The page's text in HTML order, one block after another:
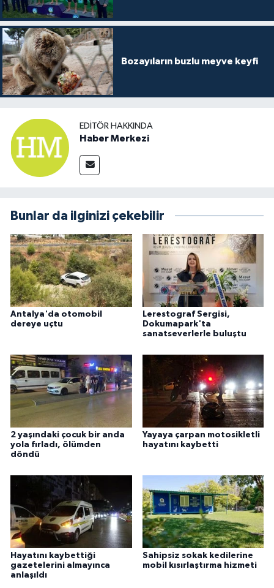
Bozayıların buzlu meyve keyfi
EDITÖR HAKKINDA
Haber Merkezi
Bunlar da ilginizi çekebilir
Antalya'da otomobil
dereye uçtu
Lerestograf Sergisi,
Dokumapark'ta
sanatseverlerle buluştu
2 yaşındaki çocuk bir anda
yola fırladı, ölümden
döndü
Yayaya çarpan motosikletli
hayatını kaybetti
Hayatını kaybettiği
gazetelerini almayınca
anlaşıldı
Sahipsiz sokak kedilerine
mobil kısırlaştırma hizmeti